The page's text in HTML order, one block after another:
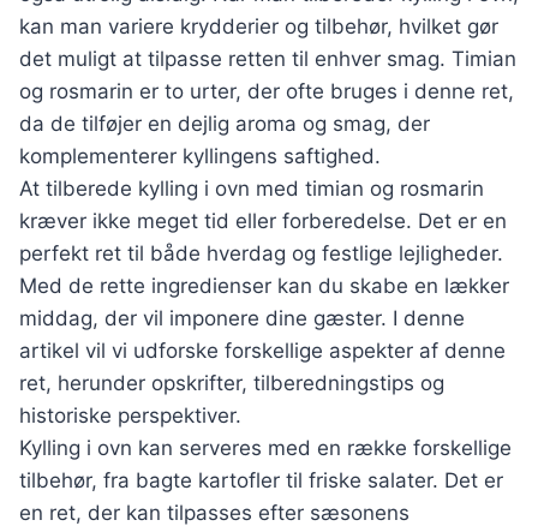
kan man variere krydderier og tilbehør, hvilket gør
det muligt at tilpasse retten til enhver smag. Timian
og rosmarin er to urter, der ofte bruges i denne ret,
da de tilføjer en dejlig aroma og smag, der
komplementerer kyllingens saftighed.
At tilberede kylling i ovn med timian og rosmarin
kræver ikke meget tid eller forberedelse. Det er en
perfekt ret til både hverdag og festlige lejligheder.
Med de rette ingredienser kan du skabe en lækker
middag, der vil imponere dine gæster. I denne
artikel vil vi udforske forskellige aspekter af denne
ret, herunder opskrifter, tilberedningstips og
historiske perspektiver.
Kylling i ovn kan serveres med en række forskellige
tilbehør, fra bagte kartofler til friske salater. Det er
en ret, der kan tilpasses efter sæsonens